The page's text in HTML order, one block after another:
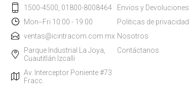
1500-4500, 01800-8008464
Mon--Fri 10:00 - 19:00
ventas@icintracom.com.mx
Parque Industrial La Joya,
Cuautitlán Izcalli
Av. Interceptor Poniente #73
Fracc.
Envios y Devoluciones
Politicas de privacidad.
Nosotros
Contáctanos